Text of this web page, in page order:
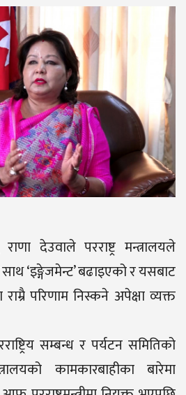
राणा देउवाले परराष्ट्र मन्त्रालयले
‘इङ्गेजमेन्ट’ बढाइएको र यसबाट
राम्रै परिणाम निस्कने अपेक्षा व्यक्त
सम्बन्ध र पर्यटन समितिको
कामकारबाहीका बारेमा